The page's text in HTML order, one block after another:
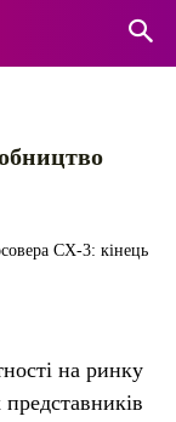
на ринку